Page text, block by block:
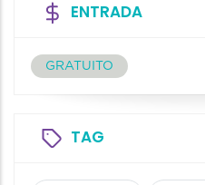
ENTRADA
GRATUITO
TAG